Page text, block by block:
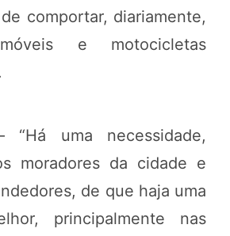
comportar, diariamente,
e motocicletas
“Há uma necessidade,
moradores da cidade e
de que haja uma
principalmente nas